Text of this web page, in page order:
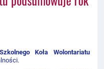
Szkolnego Koła Wolontariatu